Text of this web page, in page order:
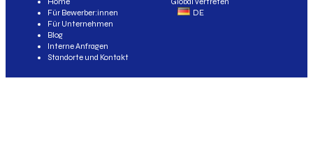
DE
Für Bewerber:innen
Für Unternehmen
Blog
Interne Anfragen
Standorte und Kontakt